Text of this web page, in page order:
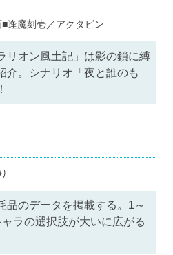
魔刻壱／アクタビン
リオン風土記」は影の鎖に縛
介。シナリオ「夜と誰のも
品のデータを掲載する。1～
ラの選択肢が大いに広がる